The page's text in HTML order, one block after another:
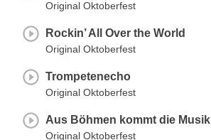
Original Oktoberfest
Rockin’ All Over the World
Original Oktoberfest
Trompetenecho
Original Oktoberfest
Aus Böhmen kommt die Musik
Original Oktoberfest